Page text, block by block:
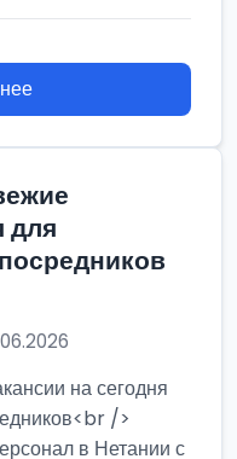
для
на сегодня
/>
в Нетании с